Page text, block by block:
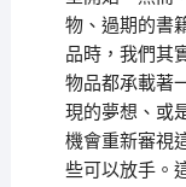
物、過期的書
品時，我們其
物品都承載著
現的夢想、或
機會重新審視
些可以放手。